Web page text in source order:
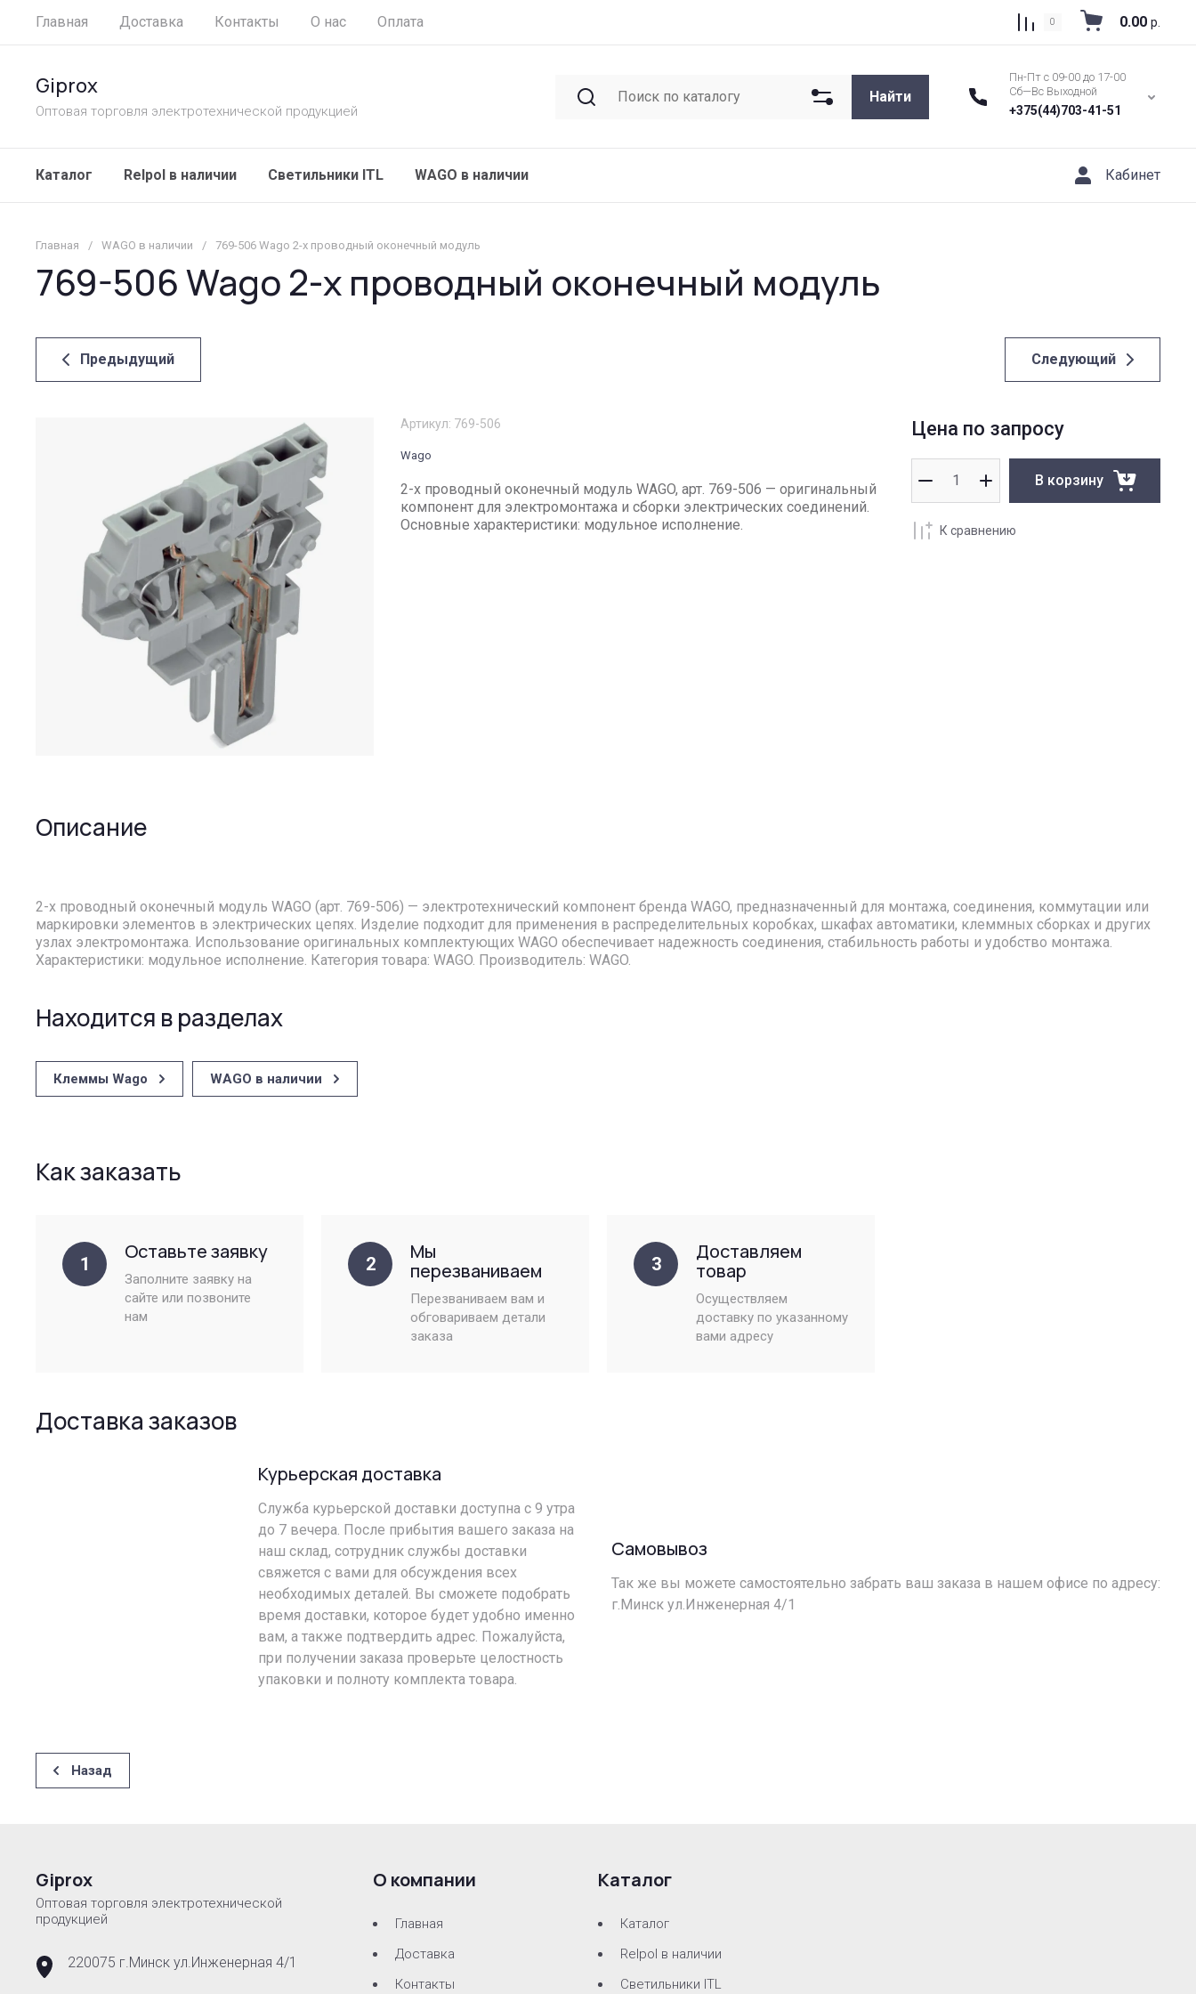
Главная Доставка Контакты О нас Оплата 0 0.00 р.
Giprox
Оптовая торговля электротехнической продукцией
Найти
Пн-Пт с 09-00 до 17-00
Сб—Вс Выходной
+375(44)703-41-51
Каталог Relpol в наличии Светильники ITL WAGO в наличии Кабинет
Главная / WAGO в наличии / 769-506 Wago 2-х проводный оконечный модуль
769-506 Wago 2-х проводный оконечный модуль
Предыдущий Следующий
Артикул: 769-506
Wago
2-х проводный оконечный модуль WAGO, арт. 769-506 — оригинальный
компонент для электромонтажа и сборки электрических соединений.
Основные характеристики: модульное исполнение.
Цена по запросу
В корзину
К сравнению
Описание
2-х проводный оконечный модуль WAGO (арт. 769-506) — электротехнический компонент бренда WAGO, предназначенный для монтажа, соединения, коммутации или
маркировки элементов в электрических цепях. Изделие подходит для применения в распределительных коробках, шкафах автоматики, клеммных сборках и других
узлах электромонтажа. Использование оригинальных комплектующих WAGO обеспечивает надежность соединения, стабильность работы и удобство монтажа.
Характеристики: модульное исполнение. Категория товара: WAGO. Производитель: WAGO.
Находится в разделах
Клеммы Wago WAGO в наличии
Как заказать
1
Оставьте заявку
Заполните заявку на
сайте или позвоните
нам
2
Мы
перезваниваем
Перезваниваем вам и
обговариваем детали
заказа
3
Доставляем
товар
Осуществляем
доставку по указанному
вами адресу
Доставка заказов
Курьерская доставка
Служба курьерской доставки доступна с 9 утра
до 7 вечера. После прибытия вашего заказа на
наш склад, сотрудник службы доставки
свяжется с вами для обсуждения всех
необходимых деталей. Вы сможете подобрать
время доставки, которое будет удобно именно
вам, а также подтвердить адрес. Пожалуйста,
при получении заказа проверьте целостность
упаковки и полноту комплекта товара.
Самовывоз
Так же вы можете самостоятельно забрать ваш заказа в нашем офисе по адресу:
г.Минск ул.Инженерная 4/1
Назад
Giprox
Оптовая торговля электротехнической
продукцией
220075 г.Минск ул.Инженерная 4/1
О компании
Главная
Доставка
Контакты
Каталог
Каталог
Relpol в наличии
Светильники ITL